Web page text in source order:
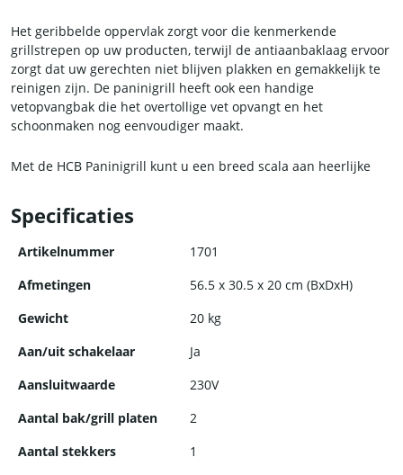
Het geribbelde oppervlak zorgt voor die kenmerkende
grillstrepen op uw producten, terwijl de antiaanbaklaag ervoor
zorgt dat uw gerechten niet blijven plakken en gemakkelijk te
reinigen zijn. De paninigrill heeft ook een handige
vetopvangbak die het overtollige vet opvangt en het
schoonmaken nog eenvoudiger maakt.
Met de HCB Paninigrill kunt u een breed scala aan heerlijke
Specificaties
Artikelnummer
1701
Afmetingen
56.5 x 30.5 x 20 cm (BxDxH)
Gewicht
20 kg
Aan/uit schakelaar
Ja
Aansluitwaarde
230V
Aantal bak/grill platen
2
Aantal stekkers
1